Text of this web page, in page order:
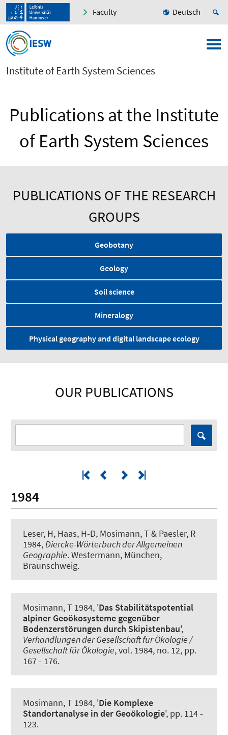
Faculty Deutsch
Institute of Earth System Sciences
Publications at the Institute
of Earth System Sciences
PUBLICATIONS OF THE RESEARCH
GROUPS
Geobotany
Geology
Soil science
Mineralogy
Physical geography and digital landscape ecology
OUR PUBLICATIONS
1984
Leser, H, Haas, H-D, Mosimann, T & Paesler, R
1984, Diercke-Wörterbuch der Allgemeinen
Geographie. Westermann, München,
Braunschweig.
Mosimann, T 1984, 'Das Stabilitätspotential
alpiner Geoökosysteme gegenüber
Bodenzerstörungen durch Skipistenbau',
Verhandlungen der Gesellschaft für Ökologie /
Gesellschaft für Ökologie, vol. 1984, no. 12, pp.
167 - 176.
Mosimann, T 1984, 'Die Komplexe
Standortanalyse in der Geoökologie', pp. 114 -
123.